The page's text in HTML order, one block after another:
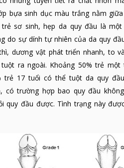
bựa sinh dục màu trắng nằm
sơ sinh, hẹp da quy đầu là
do sự dính tự nhiên của da quy
dương vật phát triển nhanh, to
ra ngoài. Khoảng 50% trẻ một
trẻ 17 tuổi có thể tuột da quy
có trường hợp bao quy đầu
quy đầu được. Tình trạng này